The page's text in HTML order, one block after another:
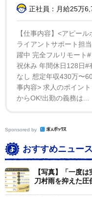
馬鉄砲武者…。
SNSユーザー達から
「騎馬鉄砲武士か、、
イケてる、、カッコ
「さすが！噂通りふん
して、確かにこれは時
だと感嘆する
というかこの手の上半
してるんだろ
張ってなくても馬が慣
な？」
正社員：月給25万
【仕事内容】<アピー
ライアントサポート担
躍中 完全フルリモート
祝休み 年間休日128日#
なし 想定年収430万〜
事内容> 求人のポイン
からOK!出勤の義務は...
Sponsored by
おすすめニュース
【写真】「一度
刀村雨を抑えた圧